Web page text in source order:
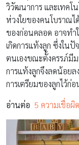
วิวัฒนาการ และเทคโ
ห่วงใยของคนโบราณไ
ของก่อนคลอด อาจทำ
เกิดการแท้งลูก ซึ่งใน
ตนเองขณะตั้งครรภ์มี
การแท้งลูกจึงลดน้อยล
การเตรียมของลูกไว้ก่
อ่านต่อ 5 ความเชื่อ